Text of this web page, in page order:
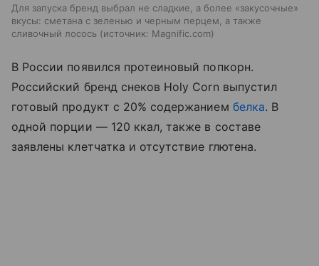
Для запуска бренд выбрал не сладкие, а более «закусочные»
вкусы: сметана с зеленью и черным перцем, а также
сливочный лосось
источник: Magnific.com
В России появился протеиновый попкорн.
Российский бренд снеков Holy Corn выпустил
готовый продукт с 20% содержанием белка. В
одной порции — 120 ккал, также в составе
заявлены клетчатка и отсутствие глютена.